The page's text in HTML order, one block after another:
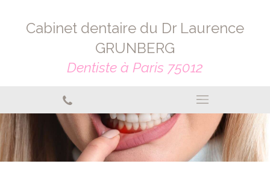
Cabinet dentaire du Dr Laurence
GRUNBERG
Dentiste à Paris 75012